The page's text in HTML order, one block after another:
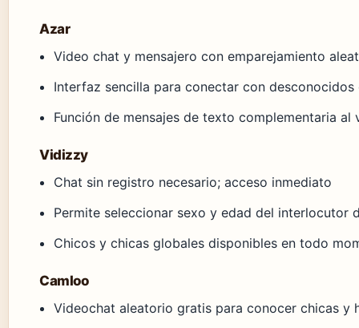
Azar
Video chat y mensajero con emparejamiento
Interfaz sencilla para conectar con
Función de mensajes de texto complementaria al
Vidizzy
Chat sin registro necesario; acceso inmediato
Permite seleccionar sexo y edad del interlocutor
Chicos y chicas globales disponibles en todo
Camloo
Videochat aleatorio gratis para conocer chicas y